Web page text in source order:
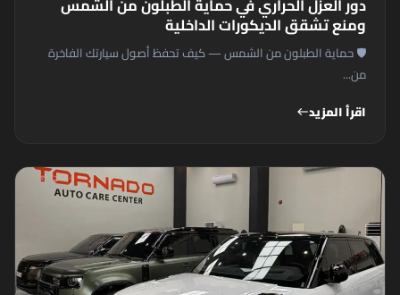
دور العزل الحراري في حماية الطبلون من الشمس
ومنع تشقق الديكورات الداخلية
🛡️ حماية الطبلون من الشمس — كيف تحفظ أصول سيارتك الفاخرة
من...
اقرأ المزيدwest